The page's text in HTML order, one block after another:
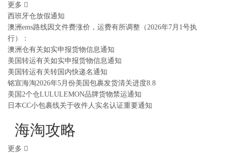
更多
西班牙仓放假通知
澳洲ems路线因文件费涨价，运费有所调整（2026年7月1号执
行）：
澳洲仓有关如实申报货物信息通知
美国转运有关如实申报货物信息通知
美国转运有关转国内快递名通知
铭宣海淘2026年5月份美国包裹发货清关进度8.8
美国2个仓LULULEMON品牌货物禁运通知
日本CC小包裹线关于收件人实名认证重要通知
海淘攻略
更多